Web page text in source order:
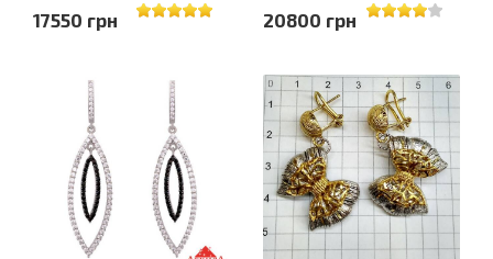
17550 грн 20800 грн